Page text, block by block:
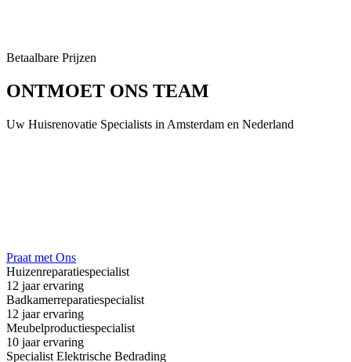
Betaalbare Prijzen
ONTMOET ONS TEAM
Uw Huisrenovatie Specialists in Amsterdam en Nederland
Praat met Ons
Huizenreparatiespecialist
12 jaar ervaring
Badkamerreparatiespecialist
12 jaar ervaring
Meubelproductiespecialist
10 jaar ervaring
Specialist Elektrische Bedrading